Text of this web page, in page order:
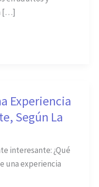
[…]
Experiencia
Según La
interesante: ¿Qué
una experiencia